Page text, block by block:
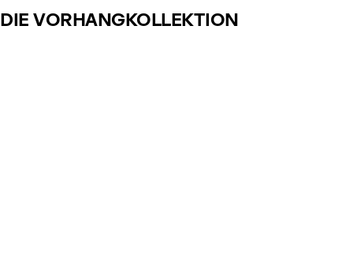
DIE VORHANGKOLLEKTION